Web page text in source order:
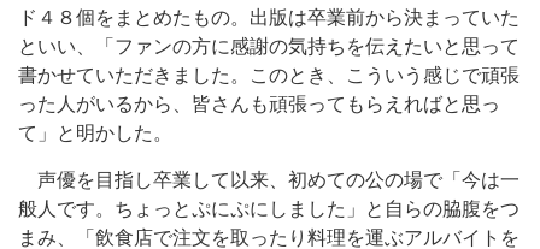
ド４８個をまとめたもの。出版は卒業前から決まっていた
といい、「ファンの方に感謝の気持ちを伝えたいと思って
書かせていただきました。このとき、こういう感じで頑張
った人がいるから、皆さんも頑張ってもらえればと思っ
て」と明かした。
声優を目指し卒業して以来、初めての公の場で「今は一
般人です。ちょっとぷにぷにしました」と自らの脇腹をつ
まみ、「飲食店で注文を取ったり料理を運ぶアルバイトを